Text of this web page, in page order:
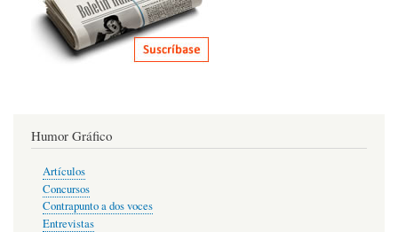
Humor Gráfico
Artículos
Concursos
Contrapunto a dos voces
Entrevistas